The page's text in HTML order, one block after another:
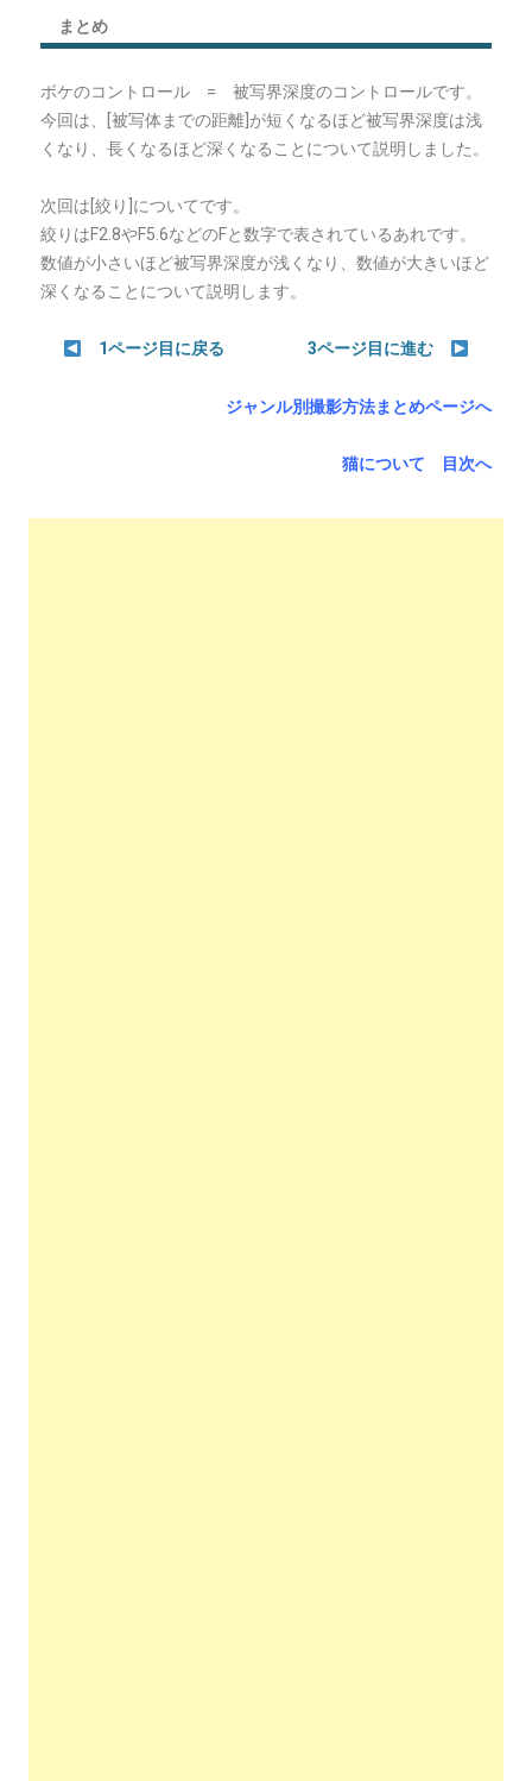
まとめ
ボケのコントロール = 被写界深度のコントロールです。
今回は、[被写体までの距離]が短くなるほど被写界深度は浅
くなり、長くなるほど深くなることについて説明しました。
次回は[絞り]についてです。
絞りはF2.8やF5.6などのFと数字で表されているあれです。
数値が小さいほど被写界深度が浅くなり、数値が大きいほど
深くなることについて説明します。
1ページ目に戻る 3ページ目に進む
ジャンル別撮影方法まとめページへ
猫について 目次へ